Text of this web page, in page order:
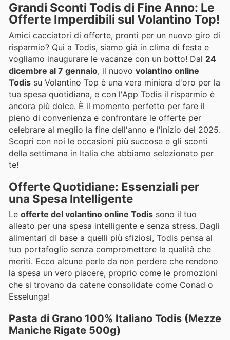
Grandi Sconti Todis di Fine Anno: Le
Offerte Imperdibili sul Volantino Top!
Amici cacciatori di offerte, pronti per un nuovo giro di
risparmio? Qui a Todis, siamo già in clima di festa e
vogliamo inaugurare le vacanze con un botto! Dal 24
dicembre al 7 gennaio, il nuovo volantino online
Todis su Volantino Top è una vera miniera d'oro per la
tua spesa quotidiana, e con l'App Todis il risparmio è
ancora più dolce. È il momento perfetto per fare il
pieno di convenienza e confrontare le offerte per
celebrare al meglio la fine dell'anno e l'inizio del 2025.
Scopri con noi le occasioni più succose e gli sconti
della settimana in Italia che abbiamo selezionato per
te!
Offerte Quotidiane: Essenziali per
una Spesa Intelligente
Le offerte del volantino online Todis sono il tuo
alleato per una spesa intelligente e senza stress. Dagli
alimentari di base a quelli più sfiziosi, Todis pensa al
tuo portafoglio senza compromettere la qualità che
meriti. Ecco alcune perle da non perdere che rendono
la spesa un vero piacere, proprio come le promozioni
che si trovano da catene consolidate come Conad o
Esselunga!
Pasta di Grano 100% Italiano Todis (Mezze
Maniche Rigate 500g)